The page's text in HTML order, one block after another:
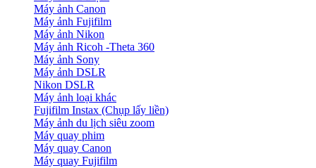
Máy ảnh Canon
Máy ảnh Fujifilm
Máy ảnh Nikon
Máy ảnh Ricoh -Theta 360
Máy ảnh Sony
Máy ảnh DSLR
Nikon DSLR
Máy ảnh loại khác
Fujifilm Instax (Chụp lấy liền)
Máy ảnh du lịch siêu zoom
Máy quay phim
Máy quay Canon
Máy quay Fujifilm